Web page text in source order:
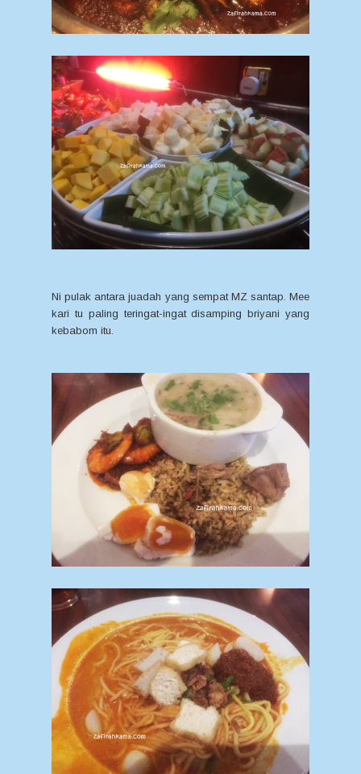
Ni pulak antara juadah yang sempat MZ santap. Mee
kari tu paling teringat-ingat disamping briyani yang
kebabom itu.